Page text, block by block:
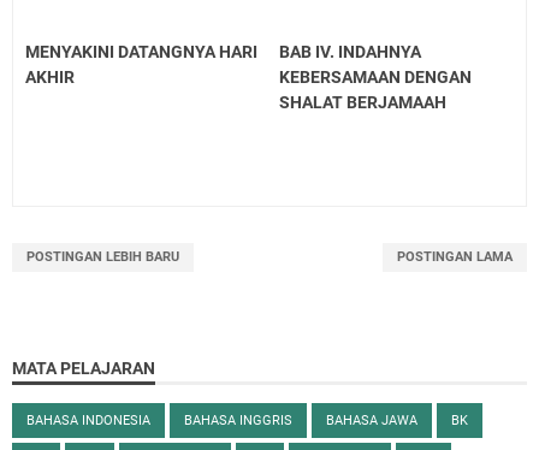
MENYAKINI DATANGNYA HARI
AKHIR
BAB IV. INDAHNYA
KEBERSAMAAN DENGAN
SHALAT BERJAMAAH
POSTINGAN LEBIH BARU POSTINGAN LAMA
MATA PELAJARAN
BAHASA INDONESIA BAHASA INGGRIS BAHASA JAWA BK